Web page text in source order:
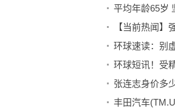
平均年龄65岁
【当前热闻】
环球速读：别
环球短讯！受
张连志身价多
丰田汽车